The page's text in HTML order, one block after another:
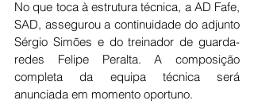
No que toca à estrutura técnica, a AD Fafe,
SAD, assegurou a continuidade do adjunto
Sérgio Simões e do treinador de guarda-
redes Felipe Peralta. A composição
completa da equipa técnica será
anunciada em momento oportuno.